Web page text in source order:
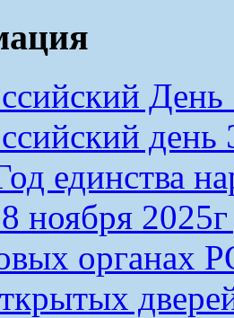
День
день
единства
ноября
органах